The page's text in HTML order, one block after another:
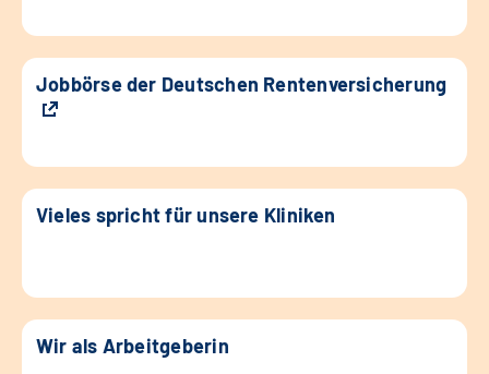
Jobbörse der Deutschen Rentenversicherung
Vieles spricht für unsere Kliniken
Wir als Arbeitgeberin